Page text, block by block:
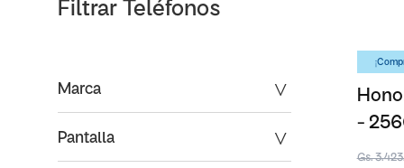
Filtrar Teléfonos
Marca
Pantalla
-
Gs.